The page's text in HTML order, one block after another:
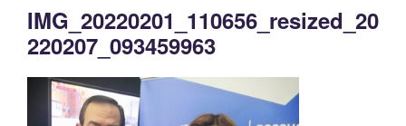
IMG_20220201_110656_resized_20
220207_093459963